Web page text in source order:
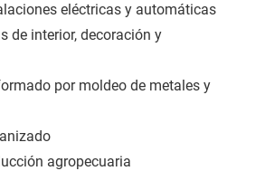
eléctricas y automáticas
de interior, decoración y
por moldeo de metales y
agropecuaria